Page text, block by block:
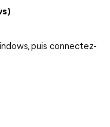
puis connectez-